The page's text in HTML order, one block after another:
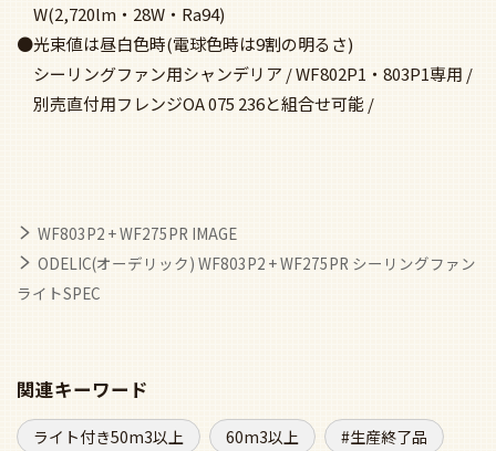
W(2,720lm・28W・Ra94)
●光束値は昼白色時(電球色時は9割の明るさ)
シーリングファン用シャンデリア / WF802P1・803P1専用 /
別売直付用フレンジOA 075 236と組合せ可能 /
WF803P2 + WF275PR IMAGE
ODELIC(オーデリック) WF803P2 + WF275PR シーリングファン
ライトSPEC
関連キーワード
ライト付き50m3以上 60m3以上 生産終了品